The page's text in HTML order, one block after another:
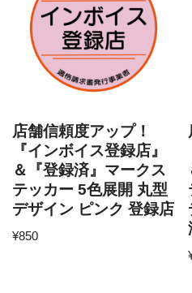
店舗信頼度アップ！
『インボイス登録店』
＆『登録済』マークス
テッカー 5色展開 丸型
デザイン ピンク 登録店
¥850